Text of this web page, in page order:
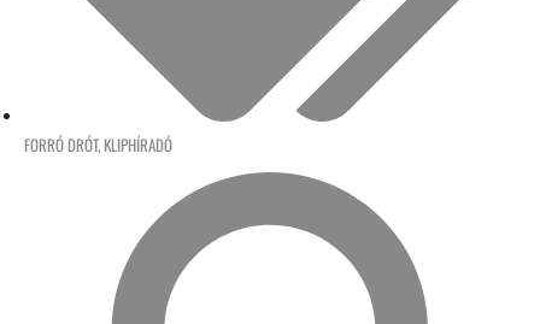
FORRÓ DRÓT, KLIPHÍRADÓ